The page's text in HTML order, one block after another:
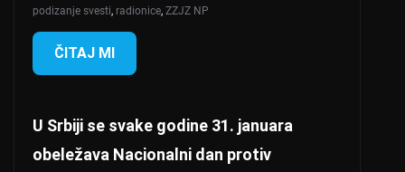
podizanje svesti, radionice, ZZJZ NP
ČITAJ MI
U Srbiji se svake godine 31. januara
obeležava Nacionalni dan protiv